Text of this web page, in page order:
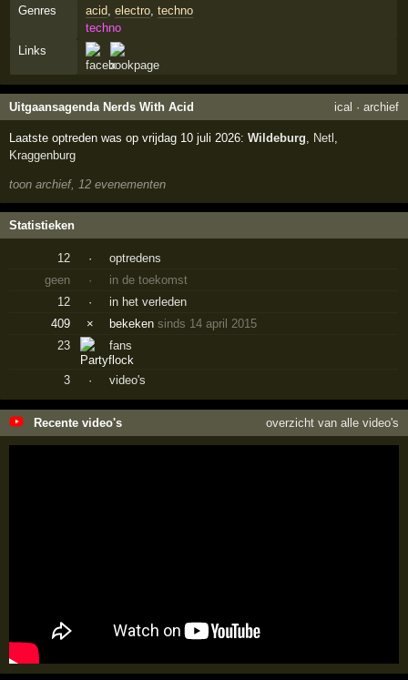
Genres acid, electro, techno
techno
Links
Uitgaansagenda Nerds With Acid ical · archief
Laatste optreden was op vrijdag 10 juli 2026:Wildeburg, Netl ,
Kraggenburg
toon archief, 12 evenementen
Statistieken
12 ·
optredens
geen
·
in de toekomst
12
·
in het verleden
409
× bekekensinds 14 april 2015
23
fans
3 · video's
Recente video's overzicht van alle video's